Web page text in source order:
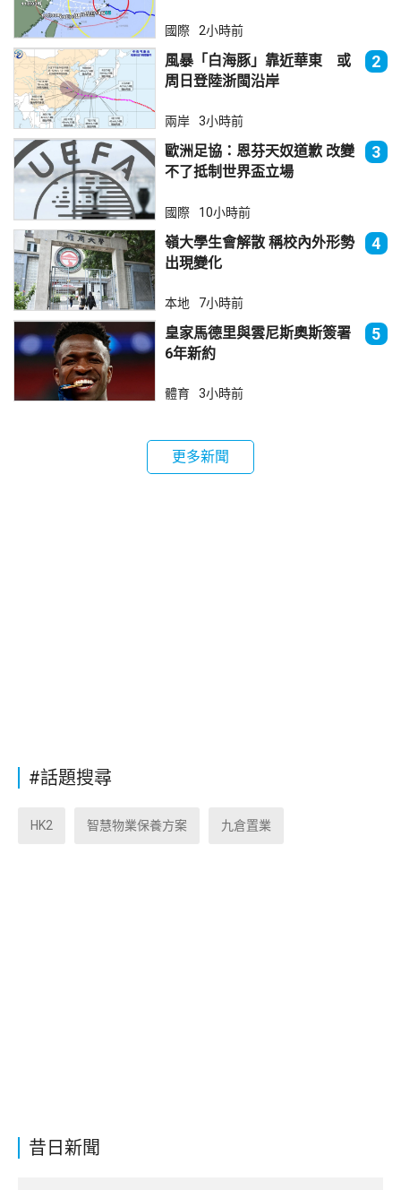
昔日新聞
國際 2小時前
風暴「白海豚」靠近華東 或
周日登陸浙閩沿岸
2
兩岸 3小時前
歐洲足協：恩芬天奴道歉 改變
不了抵制世界盃立場
3
國際 10小時前
嶺大學生會解散 稱校內外形勢
出現變化
4
本地 7小時前
皇家馬德里與雲尼斯奧斯簽署
6年新約
5
體育 3小時前
更多新聞
#話題搜尋
HK2 智慧物業保養方案 九倉置業